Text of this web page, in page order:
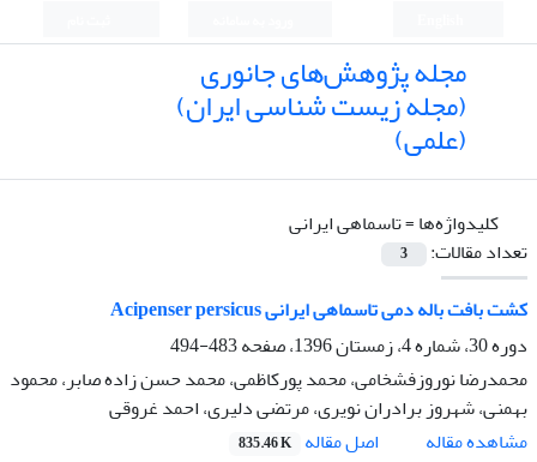
مجله پژوهش‌های جانوری
(مجله زیست شناسی ایران)
(علمی)
کلیدواژه‌ها =تاسماهی ایرانی
تعداد مقالات:
3
کشت بافت باله دمی تاسماهی ایرانی Acipenser persicus
دوره 30، شماره 4، زمستان 1396، صفحه
483-494
محمدرضا نوروزفشخامی، محمد پورکاظمی، محمد حسن زاده صابر، محمود
بهمنی، شهروز برادران نویری، مرتضی دلیری، احمد غروقی
مشاهده مقاله
اصل مقاله 835.46 K